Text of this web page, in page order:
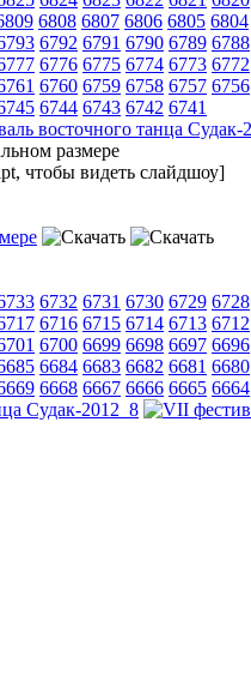
6808 6807 6806 6805 6804
6792 6791 6790 6789 6788
6776 6775 6774 6773 6772
6760 6759 6758 6757 6756
6744 6743 6742 6741
чтобы видеть слайдшоу]
6732 6731 6730 6729 6728
6716 6715 6714 6713 6712
6700 6699 6698 6697 6696
6684 6683 6682 6681 6680
6668 6667 6666 6665 6664